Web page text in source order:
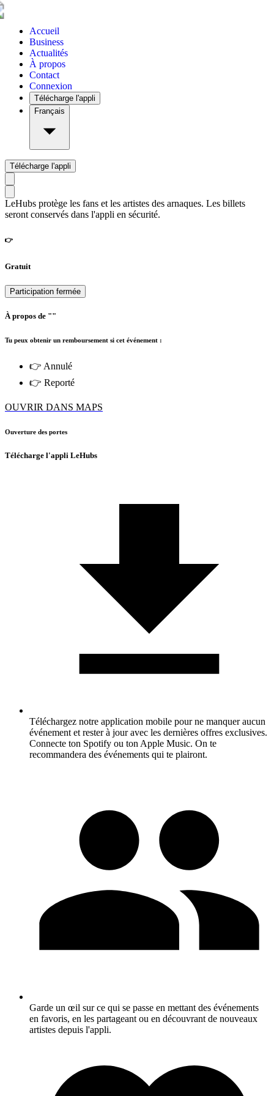
Accueil
Business
Actualités
À propos
Contact
Connexion
Télécharge l'appli
Français
Télécharge l'appli
LeHubs protège les fans et les artistes des arnaques. Les billets
seront conservés dans l'appli en sécurité.
👉
Gratuit
Participation fermée
À propos de ""
Tu peux obtenir un remboursement si cet événement :
👉 Annulé
👉 Reporté
OUVRIR DANS MAPS
Ouverture des portes
Télécharge l'appli LeHubs
Téléchargez notre application mobile pour ne manquer aucun
événement et rester à jour avec les dernières offres exclusives.
Connecte ton Spotify ou ton Apple Music. On te
recommandera des événements qui te plairont.
Garde un œil sur ce qui se passe en mettant des événements
en favoris, en les partageant ou en découvrant de nouveaux
artistes depuis l'appli.